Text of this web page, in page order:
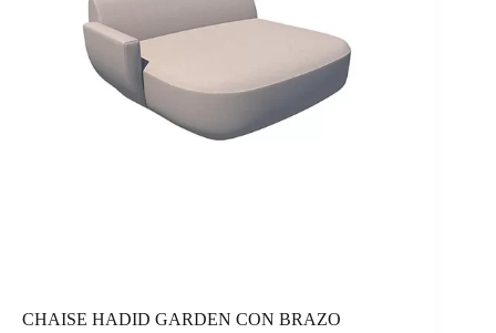
CHAISE HADID GARDEN CON BRAZO